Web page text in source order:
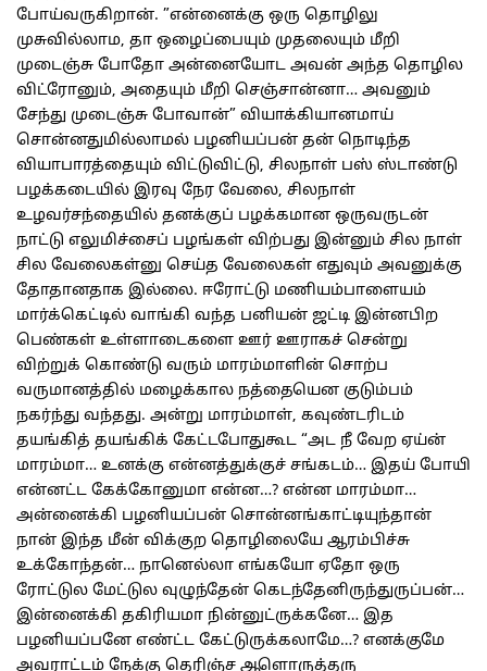
போய்வருகிறான். ”என்னைக்கு ஒரு தொழிலு
முசுவில்லாம, தா ஒழைப்பையும் முதலையும் மீறி
முடைஞ்சு போதோ அன்னையோட அவன் அந்த தொழில
விட்ரோனும், அதையும் மீறி செஞ்சான்னா… அவனும்
சேந்து முடைஞ்சு போவான்” வியாக்கியானமாய்
சொன்னதுமில்லாமல் பழனியப்பன் தன் நொடிந்த
வியாபாரத்தையும் விட்டுவிட்டு, சிலநாள் பஸ் ஸ்டாண்டு
பழக்கடையில் இரவு நேர வேலை, சிலநாள்
உழவர்சந்தையில் தனக்குப் பழக்கமான ஒருவருடன்
நாட்டு எலுமிச்சைப் பழங்கள் விற்பது இன்னும் சில நாள்
சில வேலைகள்னு செய்த வேலைகள் எதுவும் அவனுக்கு
தோதானதாக இல்லை. ஈரோட்டு மணியம்பாளையம்
மார்க்கெட்டில் வாங்கி வந்த பனியன் ஜட்டி இன்னபிற
பெண்கள் உள்ளாடைகளை ஊர் ஊராகச் சென்று
விற்றுக் கொண்டு வரும் மாரம்மாளின் சொற்ப
வருமானத்தில் மழைக்கால நத்தையென குடும்பம்
நகர்ந்து வந்தது. அன்று மாரம்மாள், கவுண்டரிடம்
தயங்கித் தயங்கிக் கேட்டபோதுகூட “அட நீ வேற ஏய்ன்
மாரம்மா… உனக்கு என்னத்துக்குச் சங்கடம்… இதய் போயி
என்னட்ட கேக்கோனுமா என்ன…? என்ன மாரம்மா…
அன்னைக்கி பழனியப்பன் சொன்னங்காட்டியுந்தான்
நான் இந்த மீன் விக்குற தொழிலையே ஆரம்பிச்சு
உக்கோந்தன்… நானெல்லா எங்கயோ ஏதோ ஒரு
ரோட்டுல மேட்டுல வுழுந்தேன் கெடந்தேனிருந்துருப்பன்…
இன்னைக்கி தகிரியமா நின்னுட்ருக்கனே… இத
பழனியப்பனே எண்ட்ட கேட்டுருக்கலாமே…? எனக்குமே
அவராட்டம் நேக்கு தெரிஞ்ச ஆளொருத்தரு